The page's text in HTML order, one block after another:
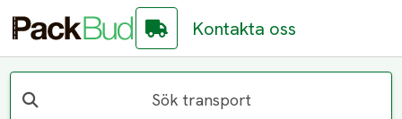
Kontakta oss
Sök transport